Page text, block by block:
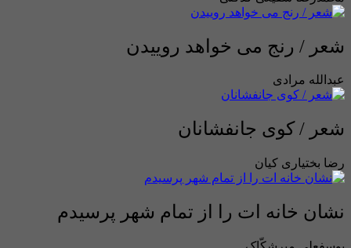
شعر / رنج می خواهد روییدن
عبدالله مرادی
شعر / کوی جانفشانان
رضا بختیاری کیان
نشان خانه ات را از تمام شهر پرسیدم